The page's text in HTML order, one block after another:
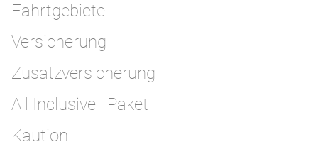
Fahrtgebiete
Versicherung
Zusatzversicherung
All Inclusive–Paket
Kaution